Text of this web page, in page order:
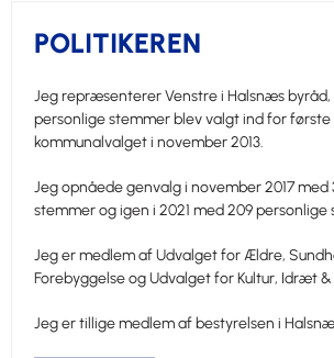
POLITIKEREN
Jeg repræsenterer Venstre i Halsnæs byråd,
personlige stemmer blev valgt ind for første
kommunalvalget i november 2013.
Jeg opnåede genvalg i november 2017 med
stemmer og igen i 2021 med 209 personlige
Jeg er medlem af Udvalget for Ældre,
Forebyggelse og Udvalget for Kultur, Idræt
Jeg er tillige medlem af bestyrelsen i